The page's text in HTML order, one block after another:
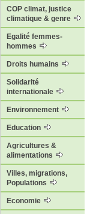
COP climat, justice
climatique & genre
Egalité femmes-
hommes
Droits humains
Solidarité
internationale
Environnement
Education
Agricultures &
alimentations
Villes, migrations,
Populations
Economie